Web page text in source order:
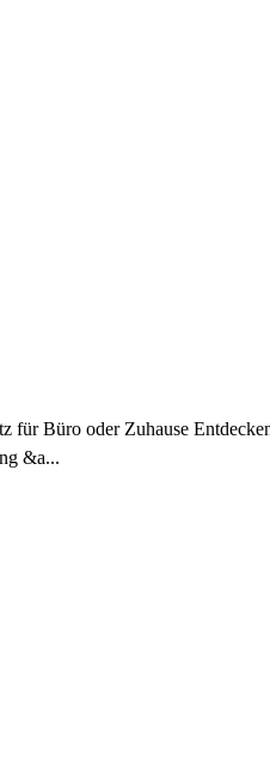
für Büro oder Zuhause
&a...